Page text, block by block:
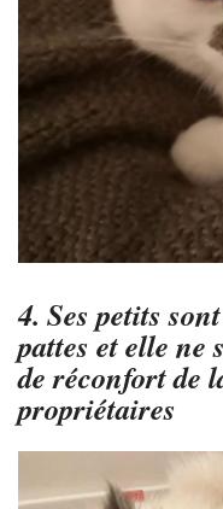
4. Ses petits
pattes et elle ne
de réconfort de
propriétaires